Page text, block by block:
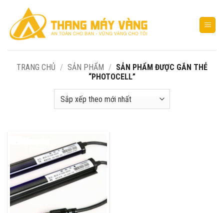
dung
TRANG CHỦ / SẢN PHẨM / SẢN PHẨM ĐƯỢC GẮN THẺ
“PHOTOCELL”